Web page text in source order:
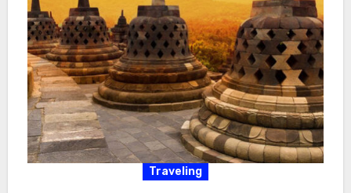
Traveling